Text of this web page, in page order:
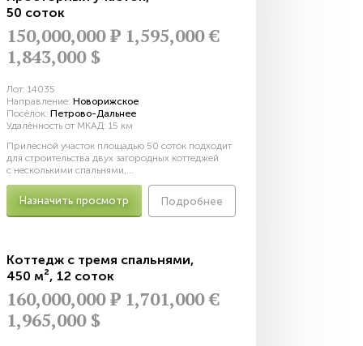
50 соток
150,000,000Р 1,595,000 €
1,843,000 $
Лот: 14035
Направление: Новорижское
Посёлок: Петрово-Дальнее
Удалённость от МКАД: 15 км
Прилесной участок площадью 50 соток подходит
для строительства двух загородных коттеджей
с несколькими спальнями,...
Назначить просмотр Подробнее
Коттедж с тремя спальнями,
450 м², 12 соток
160,000,000Р 1,701,000 €
1,965,000 $